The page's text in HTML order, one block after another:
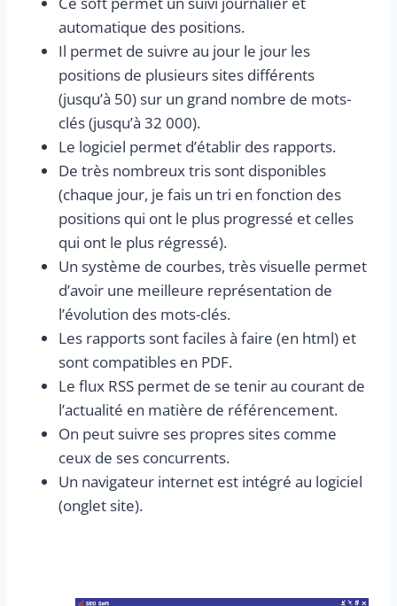
automatique des positions.
Il permet de suivre au jour le jour les
positions de plusieurs sites différents
(jusqu’à 50) sur un grand nombre de mots-
clés (jusqu’à 32 000).
Le logiciel permet d’établir des rapports.
De très nombreux tris sont disponibles
(chaque jour, je fais un tri en fonction des
positions qui ont le plus progressé et celles
qui ont le plus régressé).
Un système de courbes, très visuelle permet
d’avoir une meilleure représentation de
l’évolution des mots-clés.
Les rapports sont faciles à faire (en html) et
sont compatibles en PDF.
Le flux RSS permet de se tenir au courant de
l’actualité en matière de référencement.
On peut suivre ses propres sites comme
ceux de ses concurrents.
Un navigateur internet est intégré au logiciel
(onglet site).